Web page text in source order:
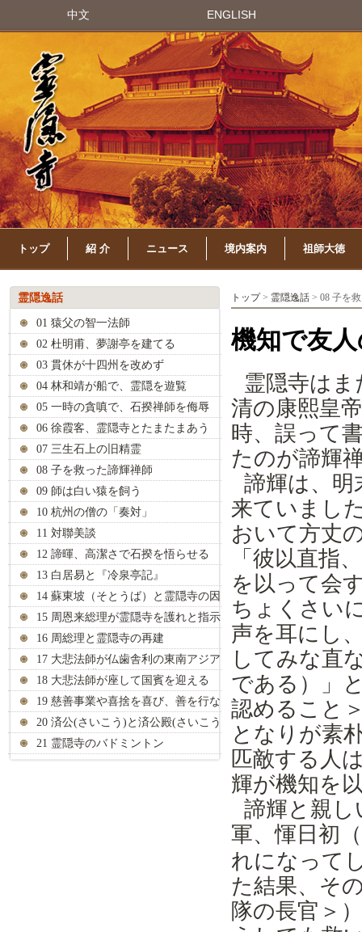
中文 ENGLISH
トップ 紹 介 ニュース 境内案内 祖師大徳
霊隠逸話
01 猿父の智一法師
02 杜明甫、夢謝亭を建てる
03 貫休が十四州を改めず
04 林和靖が船で、霊隠を遊覧
05 一時の貪嗔で、石揆禅師を侮辱
06 徐霞客、霊隠寺とたまたまあう
07 三生石上の旧精霊
08 子を救った諦輝禅師
09 師は白い猿を飼う
10 杭州の僧の「奏対」
11 対聯美談
12 諦暉、高潔さで石揆を悟らせる
13 白居易と『冷泉亭記』
14 蘇東坡（そとうば）と霊隠寺の因
15 周恩来総理が霊隠寺を護れと指示
16 周総理と霊隠寺の再建
17 大悲法師が仏歯舎利の東南アジア
での巡回展覧の護送の任にあたる
18 大悲法師が座して国賓を迎える
19 慈善事業や喜捨を喜び、善を行な
い徳を積む20 済公(さいこう)と済公殿(さいこう
でん) 21 霊隠寺のバドミントン
トップ> 霊隠逸話 > 08 子を
機知で友
霊隠寺は
清の康熙皇
時、誤って
たのが諦輝
諦輝は、明
来ていまし
おいて方丈
「彼以直指
を以って会
ちょくさい
声を耳にし
してみな直
である）」
認めること
となりが素
匹敵する人
輝が機知を
諦輝と親し
軍、惲 日初（
れになって
た結果、そ
隊の長官＞